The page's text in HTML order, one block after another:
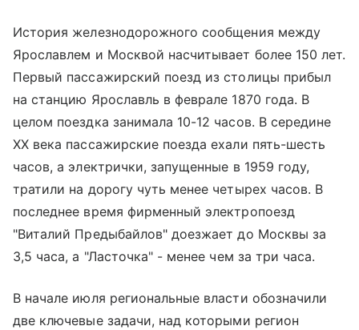
История железнодорожного сообщения между
Ярославлем и Москвой насчитывает более 150 лет.
Первый пассажирский поезд из столицы прибыл
на станцию Ярославль в феврале 1870 года. В
целом поездка занимала 10-12 часов. В середине
XX века пассажирские поезда ехали пять-шесть
часов, а электрички, запущенные в 1959 году,
тратили на дорогу чуть менее четырех часов. В
последнее время фирменный электропоезд
"Виталий Предыбайлов" доезжает до Москвы за
3,5 часа, а "Ласточка" - менее чем за три часа.
В начале июля региональные власти обозначили
две ключевые задачи, над которыми регион